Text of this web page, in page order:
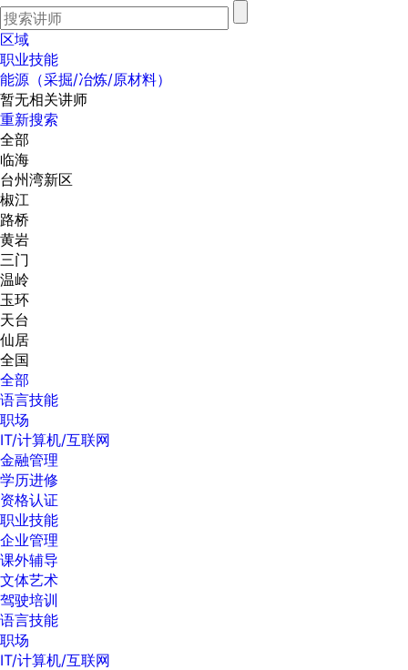
区域
职业技能
能源（采掘/冶炼/原材料）
暂无相关讲师
重新搜索
全部
临海
台州湾新区
椒江
路桥
黄岩
三门
温岭
玉环
天台
仙居
全国
全部
语言技能
职场
IT/计算机/互联网
金融管理
学历进修
资格认证
职业技能
企业管理
课外辅导
文体艺术
驾驶培训
语言技能
职场
IT/计算机/互联网